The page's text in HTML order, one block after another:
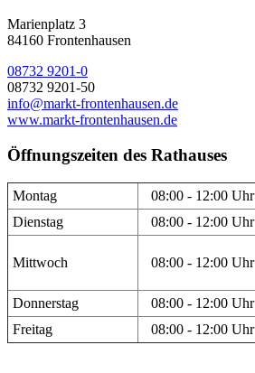
Marienplatz 3
84160 Frontenhausen
08732 9201-0
08732 9201-50
info@markt-frontenhausen.de
www.markt-frontenhausen.de
Öffnungszeiten des Rathauses
Montag 08:00 - 12:00 Uhr
Dienstag
08:00 - 12:00 Uhr
Mittwoch 08:00 - 12:00 Uhr
Donnerstag 08:00 - 12:00 Uhr
Freitag
08:00 - 12:00 Uhr